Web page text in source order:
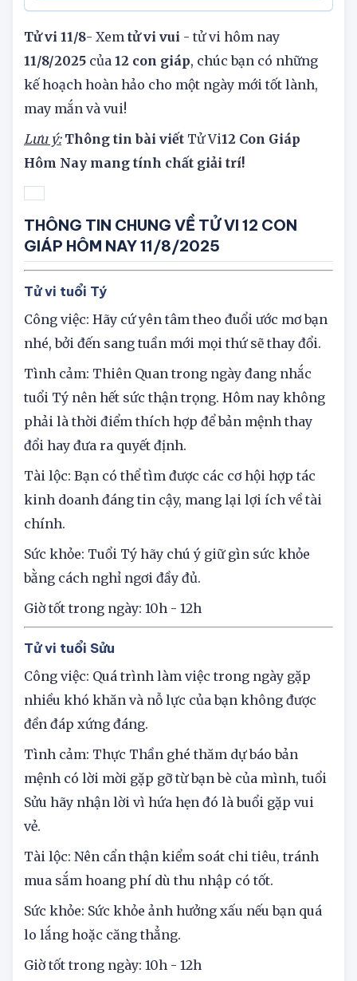
Tử vi 11/8 - Xemtử vi vui- tử vi hôm nay
11/8/2025 của12 con giáp, chúc bạn có những
kế hoạch hoàn hảo cho một ngày mới tốt lành,
may mắn và vui!
Lưu ý: Thông tin bài viếtTử Vi 12 Con Giáp
Hôm Nay mang tính chất giải trí!
THÔNG TIN CHUNG VỀ TỬ VI 12 CON
GIÁP HÔM NAY 11/8/2025
Tử vi tuổi Tý
Công việc: Hãy cứ yên tâm theo đuổi ước mơ bạn
nhé, bởi đến sang tuần mới mọi thứ sẽ thay đổi.
Tình cảm: Thiên Quan trong ngày đang nhắc
tuổi Tý nên hết sức thận trọng. Hôm nay không
phải là thời điểm thích hợp để bản mệnh thay
đổi hay đưa ra quyết định.
Tài lộc: Bạn có thể tìm được các cơ hội hợp tác
kinh doanh đáng tin cậy, mang lại lợi ích về tài
chính.
Sức khỏe: Tuổi Tý hãy chú ý giữ gìn sức khỏe
bằng cách nghỉ ngơi đầy đủ.
Giờ tốt trong ngày: 10h - 12h
Tử vi tuổi Sửu
Công việc: Quá trình làm việc trong ngày gặp
nhiều khó khăn và nỗ lực của bạn không được
đền đáp xứng đáng.
Tình cảm: Thực Thần ghé thăm dự báo bản
mệnh có lời mời gặp gỡ từ bạn bè của mình, tuổi
Sửu hãy nhận lời vì hứa hẹn đó là buổi gặp vui
vẻ.
Tài lộc: Nên cẩn thận kiểm soát chi tiêu, tránh
mua sắm hoang phí dù thu nhập có tốt.
Sức khỏe: Sức khỏe ảnh hưởng xấu nếu bạn quá
lo lắng hoặc căng thẳng.